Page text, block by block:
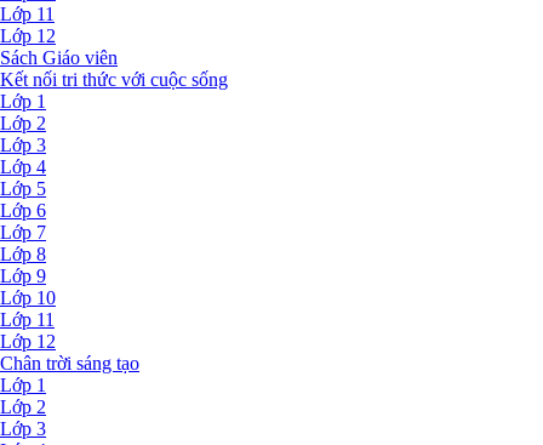
Lớp 11
Lớp 12
Sách Giáo viên
Kết nối tri thức với cuộc sống
Lớp 1
Lớp 2
Lớp 3
Lớp 4
Lớp 5
Lớp 6
Lớp 7
Lớp 8
Lớp 9
Lớp 10
Lớp 11
Lớp 12
Chân trời sáng tạo
Lớp 1
Lớp 2
Lớp 3